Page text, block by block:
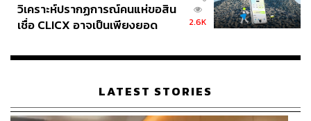
วิเคราะห์ปรากฏการณ์คนแห่ขอสิน
เชื่อ CLICX อาจเป็นเพียงยอด
เรือนไทยที่ถูกซุกไว้
2.6K
LATEST STORIES